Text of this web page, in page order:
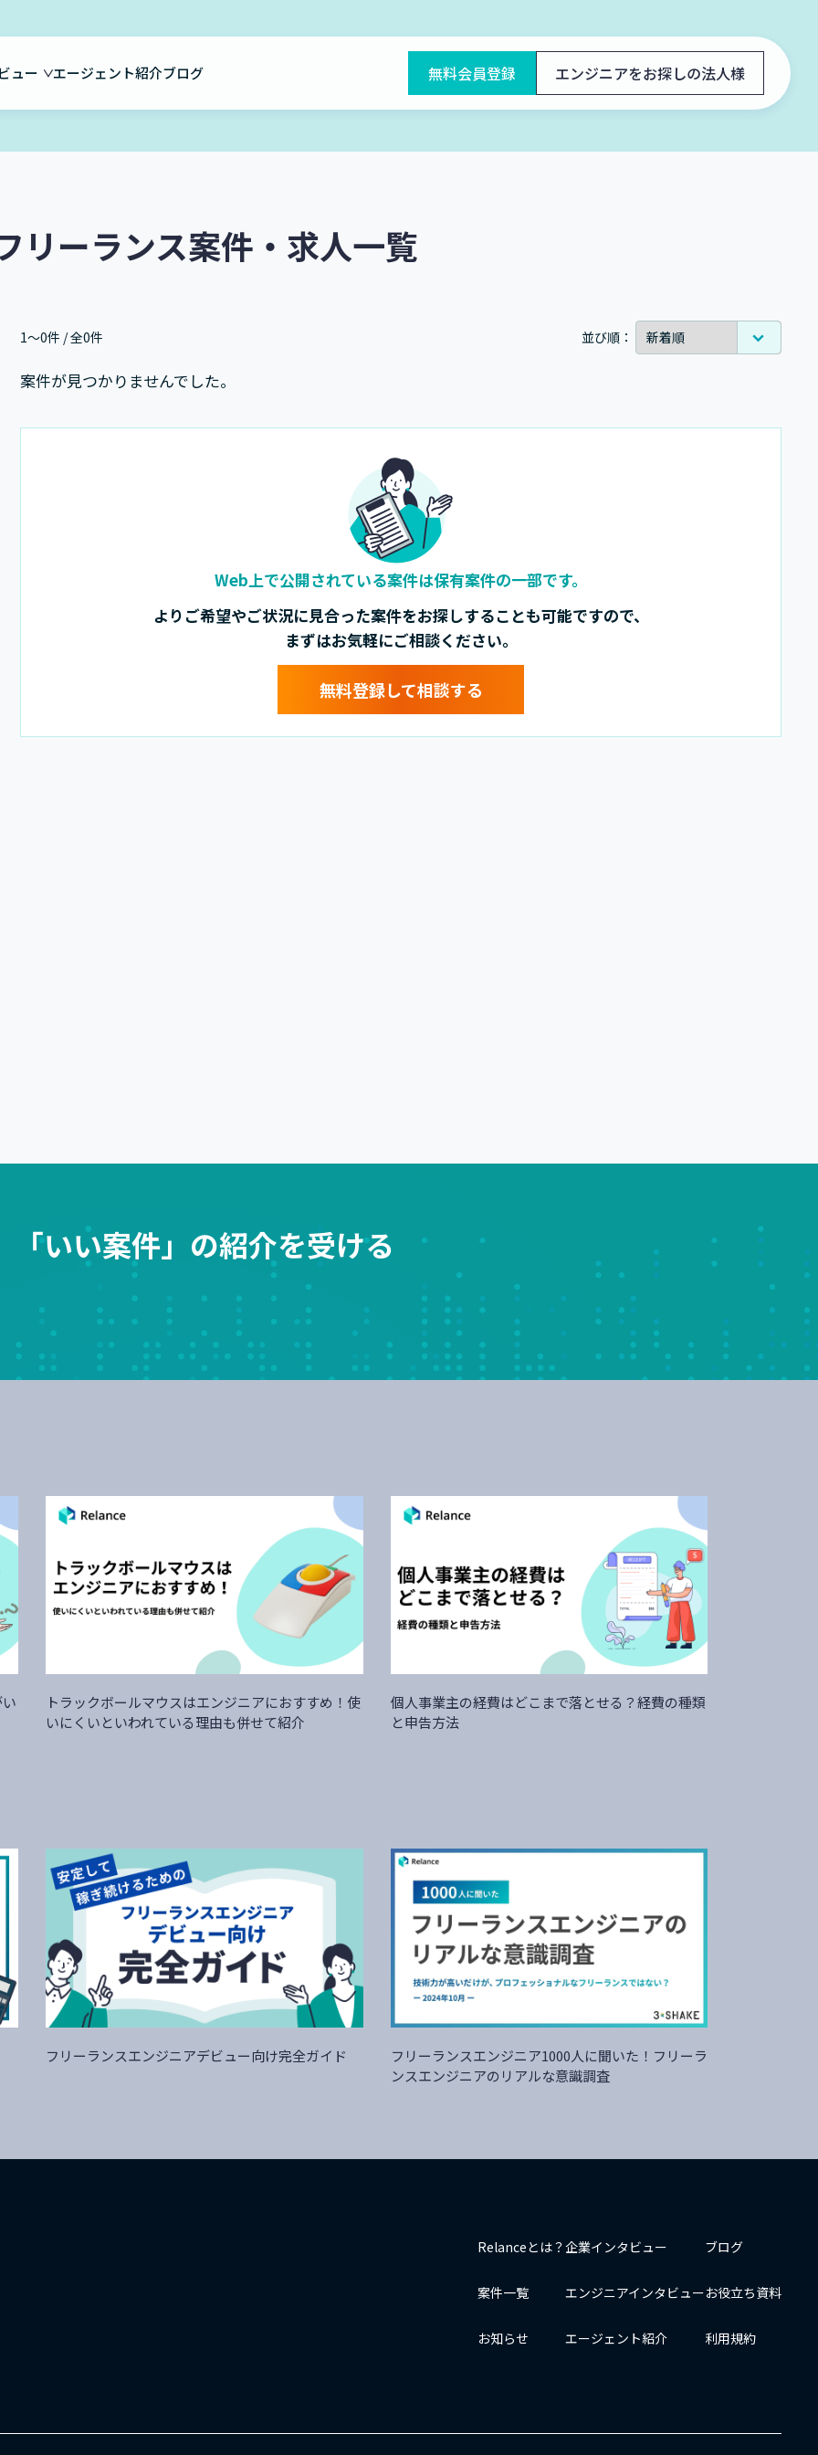
ュー エージェント紹介ブログ 無料会員登録 エンジニアをお探しの法人様
リーランス案件・求人一覧
1〜0件 / 全0件 並び順：
案件が見つかりませんでした。
Web上で公開されている案件は保有案件の一部です。
よりご希望やご状況に見合った案件をお探しすることも可能ですので、
まずはお気軽にご相談ください。
無料登録して相談する
「いい案件」の紹介を受ける
トラックボールマウスはエンジニアにおすすめ！使
いにくいといわれている理由も併せて紹介
個人事業主の経費はどこまで落とせる？経費の種類
と申告方法
フリーランスエンジニアデビュー向け完全ガイド
フリーランスエンジニア1000人に聞いた！フリーラ
ンスエンジニアのリアルな意識調査
Relanceとは？
案件一覧
お知らせ
企業インタビュー
エンジニアインタビュー
エージェント紹介
ブログ
お役立ち資料
利用規約